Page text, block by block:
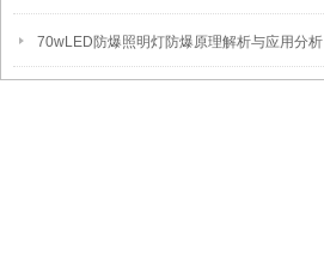
70wLED防爆照明灯防爆原理解析与应用分析